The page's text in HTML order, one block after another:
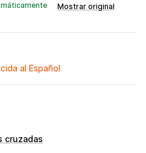
Mostrar original
al Español
cruzadas